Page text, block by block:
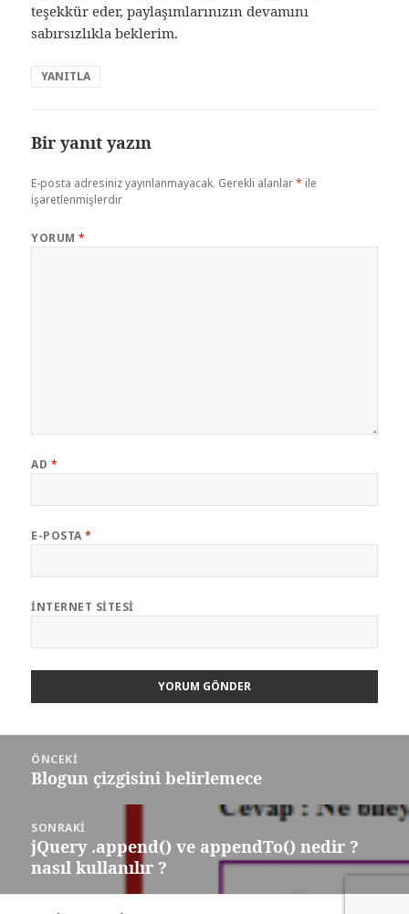
teşekkür eder, paylaşımlarınızın devamını
sabırsızlıkla beklerim.
YANITLA
Bir yanıt yazın
E-posta adresiniz yayınlanmayacak. Gerekli alanlar* ile
işaretlenmişlerdir
YORUM*
AD *
E-POSTA*
İNTERNET SITESI
gezinmesi
ÖNCEKI
Önceki
Blogun çizgisini belirlemece
SONRAKI
Sonraki
yazı:
jQuery .append() ve appendTo() nedir ?
nasıl kullanılır ?